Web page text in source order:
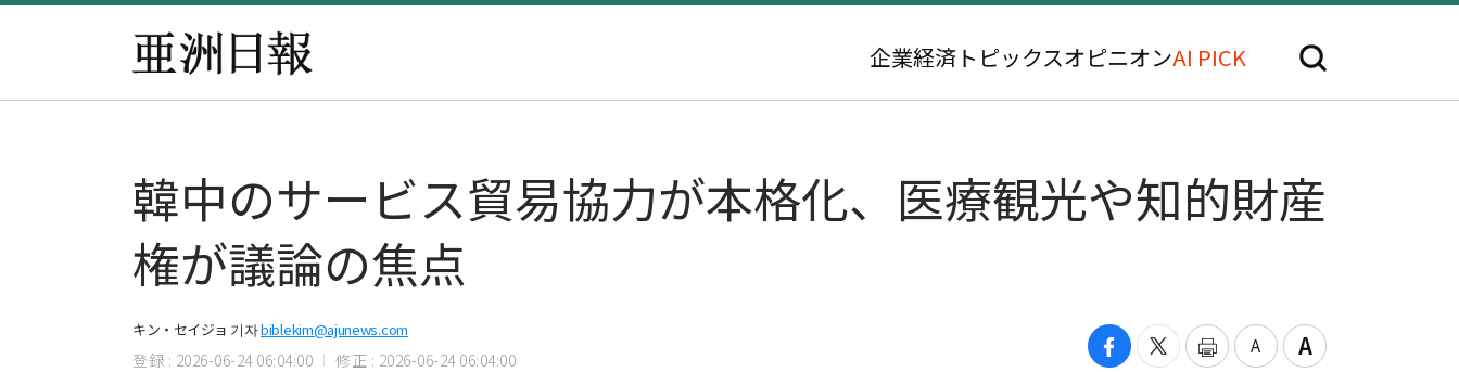
企業経済 トピックスオピニオンAI PICK
韓中のサービス貿易協力が本格化、医療観光や知的財産
権が議論の焦点
キン・セイジョ 기자biblekim@ajunews.com
登録 : 2026-06-24 06:04:00 修正 : 2026-06-24 06:04:00